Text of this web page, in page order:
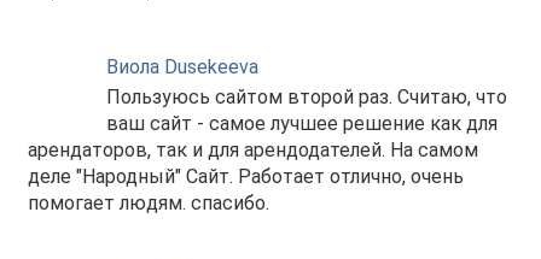
Виола Dusekeeva
Пользуюсь сайтом второй раз. Считаю, что
ваш сайт - самое лучшее решение как для
арендаторов, так и для арендодателей. На самом
деле "Народный" Сайт. Работает отлично, очень
помогает людям. спасибо.